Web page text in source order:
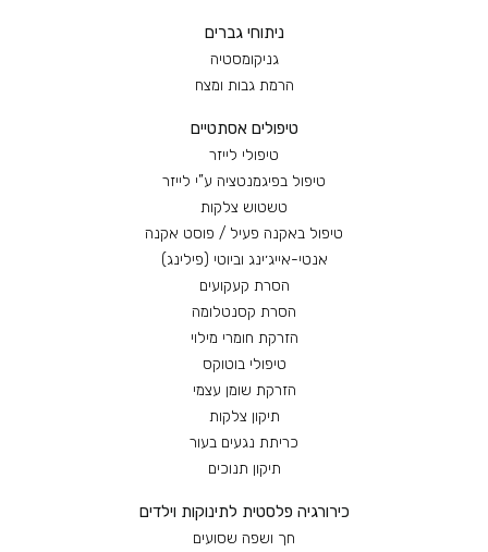
ניתוחי גברים
גניקומסטיה
הרמת גבות ומצח
טיפולים אסתטיים
טיפולי לייזר
טיפול בפיגמנטציה ע”י לייזר
טשטוש צלקות
טיפול באקנה פעיל / פוסט אקנה
אנטי-אייג׳ינג וביוטי (פילינג)
הסרת קעקועים
הסרת קסנטלומה
הזרקת חומרי מילוי
טיפולי בוטוקס
הזרקת שומן עצמי
תיקון צלקות
כריתת נגעים בעור
תיקון תנוכים
כירורגיה פלסטית לתינוקות וילדים
חך ושפה שסועים